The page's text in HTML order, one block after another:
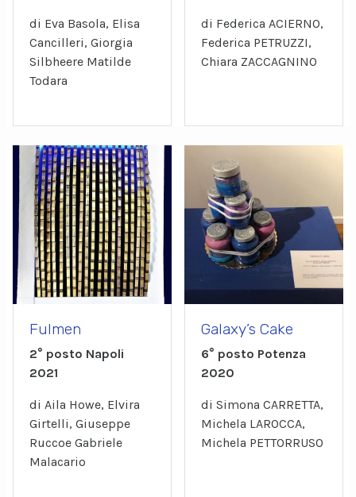
di Eva Basola, Elisa
Cancilleri, Giorgia
Silbheere Matilde
Todara
di Federica ACIERNO,
Federica PETRUZZI,
Chiara ZACCAGNINO
Fulmen
2° posto Napoli
2021
di Aila Howe, Elvira
Girtelli, Giuseppe
Ruccoe Gabriele
Malacario
Galaxy’s Cake
6° posto Potenza
2020
di Simona CARRETTA,
Michela LAROCCA,
Michela PETTORRUSO